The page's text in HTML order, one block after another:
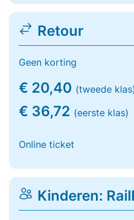
Retour
Geen korting
€ 20,40 (tweede klas)
€ 36,72 (eerste klas)
Online ticket
Kinderen: